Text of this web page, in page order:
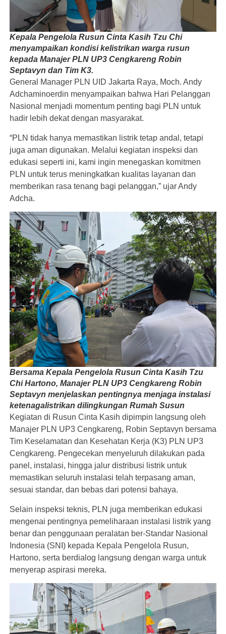
Kepala Pengelola Rusun Cinta Kasih Tzu Chi
menyampaikan kondisi kelistrikan warga rusun
kepada Manajer PLN UP3 Cengkareng Robin
Septavyn dan Tim K3.
General Manager PLN UID Jakarta Raya, Moch. Andy
Adchaminoerdin menyampaikan bahwa Hari Pelanggan
Nasional menjadi momentum penting bagi PLN untuk
hadir lebih dekat dengan masyarakat.
“PLN tidak hanya memastikan listrik tetap andal, tetapi
juga aman digunakan. Melalui kegiatan inspeksi dan
edukasi seperti ini, kami ingin menegaskan komitmen
PLN untuk terus meningkatkan kualitas layanan dan
memberikan rasa tenang bagi pelanggan,” ujar Andy
Adcha.
Bersama Kepala Pengelola Rusun Cinta Kasih Tzu
Chi Hartono, Manajer PLN UP3 Cengkareng Robin
Septavyn menjelaskan pentingnya menjaga instalasi
ketenagalistrikan dilingkungan Rumah Susun
Kegiatan di Rusun Cinta Kasih dipimpin langsung oleh
Manajer PLN UP3 Cengkareng, Robin Septavyn bersama
Tim Keselamatan dan Kesehatan Kerja (K3) PLN UP3
Cengkareng. Pengecekan menyeluruh dilakukan pada
panel, instalasi, hingga jalur distribusi listrik untuk
memastikan seluruh instalasi telah terpasang aman,
sesuai standar, dan bebas dari potensi bahaya.
Selain inspeksi teknis, PLN juga memberikan edukasi
mengenai pentingnya pemeliharaan instalasi listrik yang
benar dan penggunaan peralatan ber-Standar Nasional
Indonesia (SNI) kepada Kepala Pengelola Rusun,
Hartono, serta berdialog langsung dengan warga untuk
menyerap aspirasi mereka.